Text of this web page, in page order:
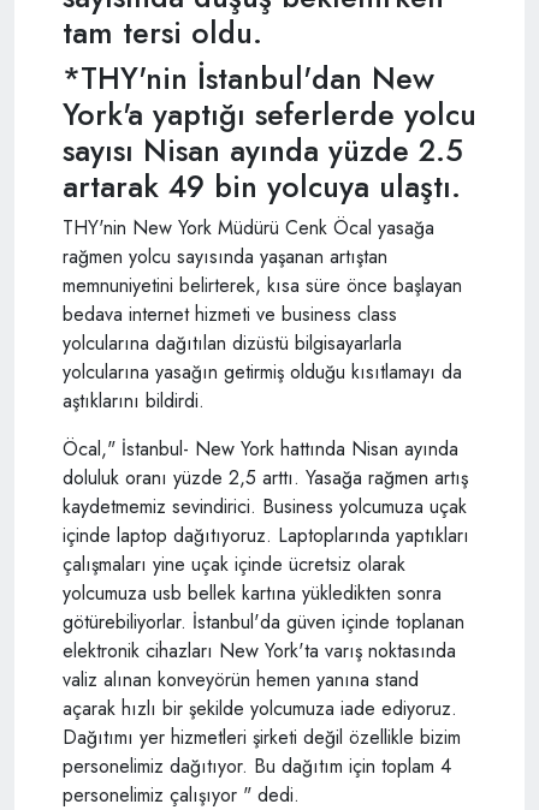
tam tersi oldu.
*THY'nin İstanbul'dan New
York'a yaptığı seferlerde yolcu
sayısı Nisan ayında yüzde 2.5
artarak 49 bin yolcuya ulaştı.
THY'nin New York Müdürü Cenk Öcal yasağa
rağmen yolcu sayısında yaşanan artıştan
memnuniyetini belirterek, kısa süre önce başlayan
bedava internet hizmeti ve business class
yolcularına dağıtılan dizüstü bilgisayarlarla
yolcularına yasağın getirmiş olduğu kısıtlamayı da
aştıklarını bildirdi.
Öcal," İstanbul- New York hattında Nisan ayında
doluluk oranı yüzde 2,5 arttı. Yasağa rağmen artış
kaydetmemiz sevindirici. Business yolcumuza uçak
içinde laptop dağıtıyoruz. Laptoplarında yaptıkları
çalışmaları yine uçak içinde ücretsiz olarak
yolcumuza usb bellek kartına yükledikten sonra
götürebiliyorlar. İstanbul'da güven içinde toplanan
elektronik cihazları New York'ta varış noktasında
valiz alınan konveyörün hemen yanına stand
açarak hızlı bir şekilde yolcumuza iade ediyoruz.
Dağıtımı yer hizmetleri şirketi değil özellikle bizim
personelimiz dağıtıyor. Bu dağıtım için toplam 4
personelimiz çalışıyor " dedi.